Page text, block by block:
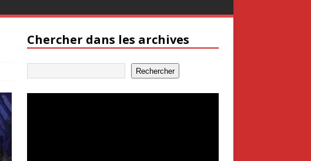
Chercher dans les archives
Rechercher